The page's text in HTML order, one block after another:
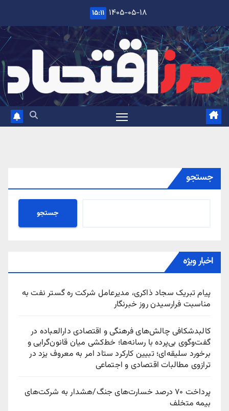
content
۱۴۰۵-۰۵-۱۸ ۱۵:۱۱
جستجو
جستجو
اخبار ویژه
پیام تبریک سجاد ذاکری، مدیرعامل شرکت ره‌ گستر نفت به
مناسبت فرارسیدن روز خبرنگار
کالبدشکافی چالش‌های فرهنگی و اقتصادی دارالعباده در
گفت‌وگوی بی‌پرده با رسانه‌ها؛ خط‌کشی میان قانون‌گرایی و
برخورد سلیقه‌ای؛ تبیین کارکرد ستاد امر به معروف یزد در
ترازوی مطالبات اقتصادی و اجتماعی
پرداخت ۷۰ درصد خسارت‌های جنگ/هشدار به شرکت‌های
بیمه متخلف